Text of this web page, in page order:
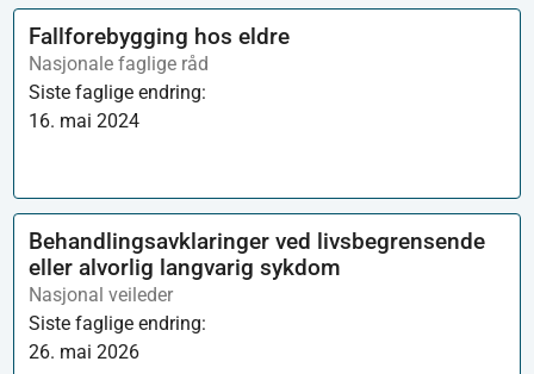
Fallforebygging hos eldre
Nasjonale faglige råd
Siste faglige endring:
16. mai 2024
Behandlingsavklaringer ved livsbegrensende
eller alvorlig langvarig sykdom
Nasjonal veileder
Siste faglige endring:
26. mai 2026